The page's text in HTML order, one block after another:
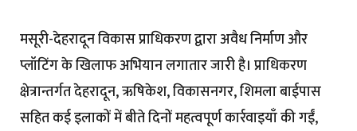
मसूरी-देहरादून विकास प्राधिकरण द्वारा अवैध निर्माण और
प्लॉटिंग के खिलाफ अभियान लगातार जारी है। प्राधिकरण
क्षेत्रान्तर्गत देहरादून, ऋषिकेश, विकासनगर, शिमला बाईपास
सहित कई इलाकों में बीते दिनों महत्वपूर्ण कार्रवाइयाँ की गईं,